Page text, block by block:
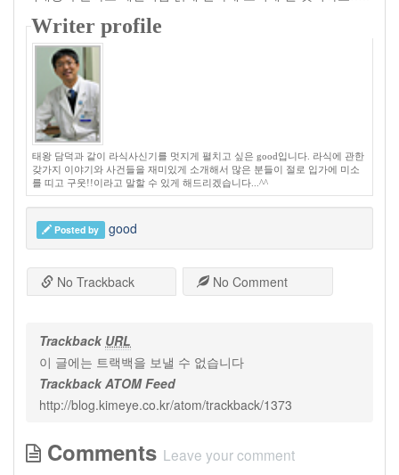
Writer profile
태왕 담덕과 같이 라식사신기를 멋지게 펼치고 싶은 good입니다. 라식에 관한
갖가지 이야기와 사건들을 재미있게 소개해서 많은 분들이 절로 입가에 미소
를 띠고 구웃!!이라고 말할 수 있게 해드리겠습니다...^^
Posted by good
No Trackback No Comment
Trackback URL
이 글에는 트랙백을 보낼 수 없습니다
Trackback ATOM Feed
http://blog.kimeye.co.kr/atom/trackback/1373
Comments Leave your comment